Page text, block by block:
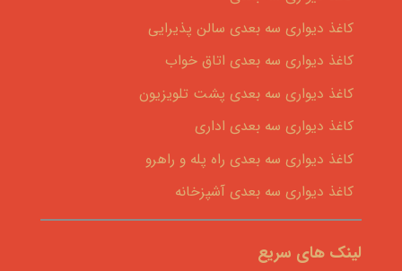
کاغذ دیواری سه بعدی سالن پذیرایی
کاغذ دیواری سه بعدی اتاق خواب
کاغذ دیواری سه بعدی پشت تلویزیون
کاغذ دیواری سه بعدی اداری
کاغذ دیواری سه بعدی راه پله و راهرو
کاغذ دیواری سه بعدی آشپزخانه
لینک های سریع